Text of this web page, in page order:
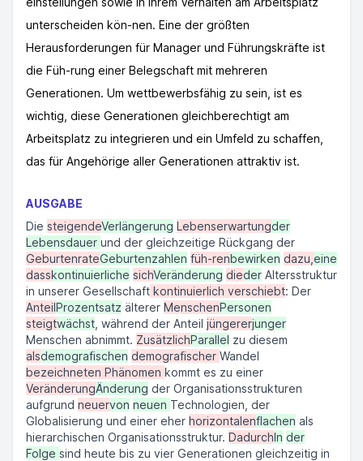
unterscheiden kön-nen. Eine der größten
Herausforderungen für Manager und Führungskräfte ist
die Füh-rung einer Belegschaft mit mehreren
Generationen. Um wettbewerbsfähig zu sein, ist es
wichtig, diese Generationen gleichberechtigt am
Arbeitsplatz zu integrieren und ein Umfeld zu schaffen,
das für Angehörige aller Generationen attraktiv ist.
AUSGABE
Die steigendeVerlängerung Lebenserwartungder
Lebensdauer und der gleichzeitige Rückgang der
GeburtenrateGeburtenzahlen füh-renbewirken dazu, eine
dasskontinuierliche sichVeränderung dieder Altersstruktur
in unserer Gesellschaft kontinuierlich verschiebt: Der
AnteilProzentsatz älterer MenschenPersonen
steigtwächst , während der Anteil jüngererjunger
Menschen abnimmt. ZusätzlichParallel zu diesem
alsdemografischen demografischer Wandel
bezeichneten Phänomen kommt es zu einer
VeränderungÄnderung der Organisationsstrukturen
aufgrund neuervon neuen Technologien, der
Globalisierung und einer eher horizontalenflachen als
hierarchischen Organisationsstruktur. DadurchIn der
Folge sind heute bis zu vier Generationen gleichzeitig in